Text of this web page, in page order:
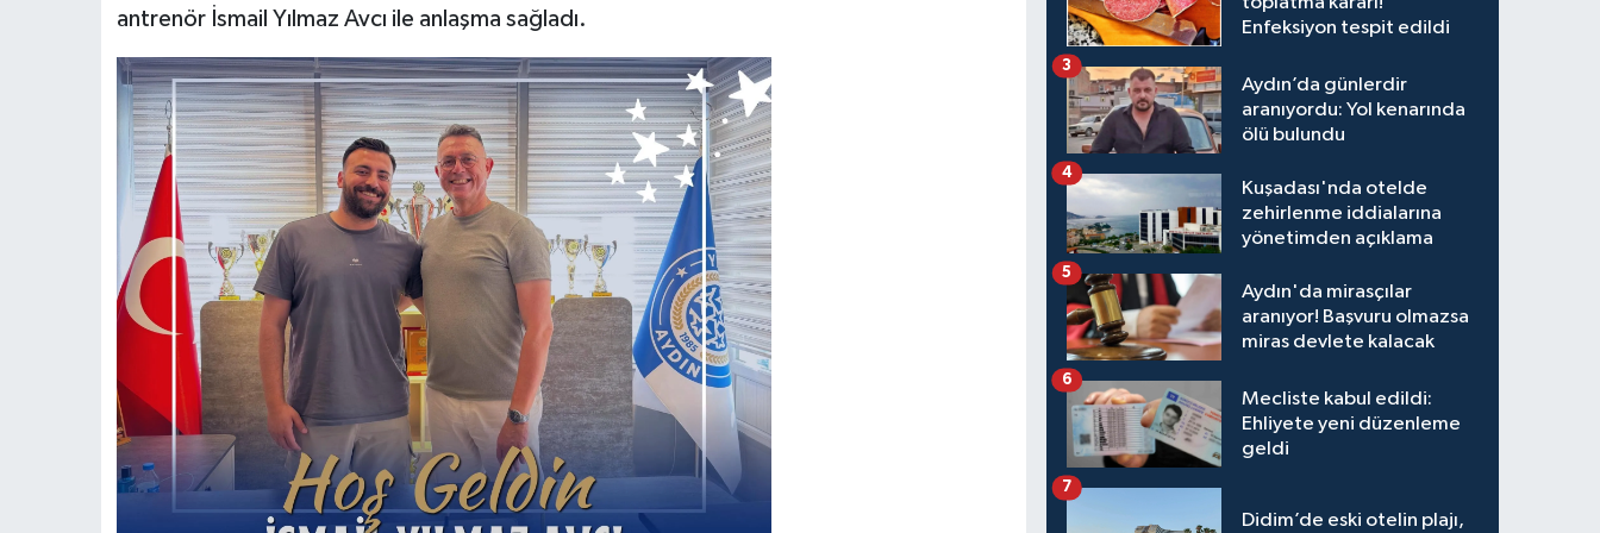
antrenör İsmail Yılmaz Avcı ile anlaşma sağladı.
Enfeksiyon tespit edildi
Aydın’da günlerdir
aranıyordu: Yol kenarında
ölü bulundu
3
Kuşadası'nda otelde
zehirlenme iddialarına
yönetimden açıklama
4
Aydın'da mirasçılar
aranıyor! Başvuru olmazsa
miras devlete kalacak
5
Mecliste kabul edildi:
Ehliyete yeni düzenleme
geldi
6
Didim’de eski otelin plajı,
7